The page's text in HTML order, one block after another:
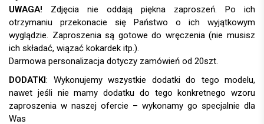
UWAGA!
DODATKI: